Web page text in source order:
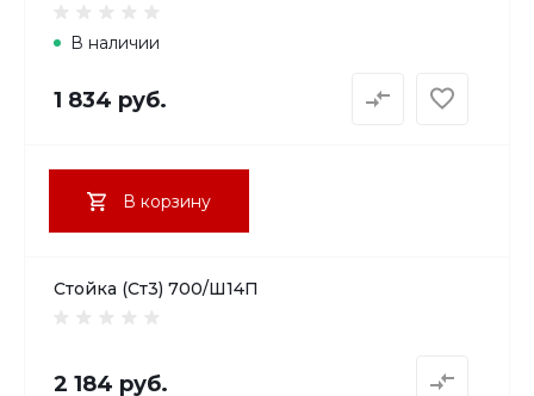
В наличии
1 834 руб.
В корзину
Стойка (Ст3) 700/Ш14П
2 184 руб.